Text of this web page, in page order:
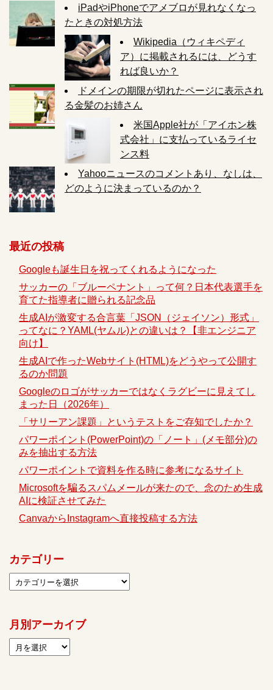
iPadやiPhoneでアメブロが見れなくなっ
たときの対処方法
Wikipedia（ウィキペディ
ア）に掲載されるには、どうす
れば良いか？
ドメインの期限が切れたページに表示され
る金髪のお姉さん
米国Apple社が「アイホン株
式会社」に支払っているライセ
ンス料
Yahooニュースのコメントあり、なしは、
どのように決まっているのか？
最近の投稿
Googleも誕生日を祝ってくれるようになった
サッカーの「ブルーペナント」って何？日本代表選手を
育てた指導者に贈られる記念品
生成AIが激変する合言葉「JSON（ジェイソン）形式」
ってなに？YAML(ヤムル)との違いは？【非エンジニア
向け】
生成AIで作ったWebサイト(HTML)をどうやって公開す
るのか問題
Googleのロゴがサッカーではなくラグビーに見えてし
まった日（2026年）
「サリーアン課題」というテストをご存知でしたか？
パワーポイント(PowerPoint)の「ノート」(メモ部分)の
みを抽出する方法
パワーポイントで資料を作る時に参考になるサイト
Microsoftを騙るスパムメールが来たので、念のため生成
AIに検証させてみた
CanvaからInstagramへ直接投稿する方法
カテゴリー
月別アーカイブ